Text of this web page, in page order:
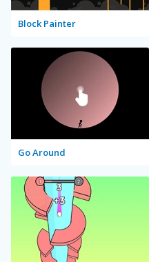
Block Painter
Go Around